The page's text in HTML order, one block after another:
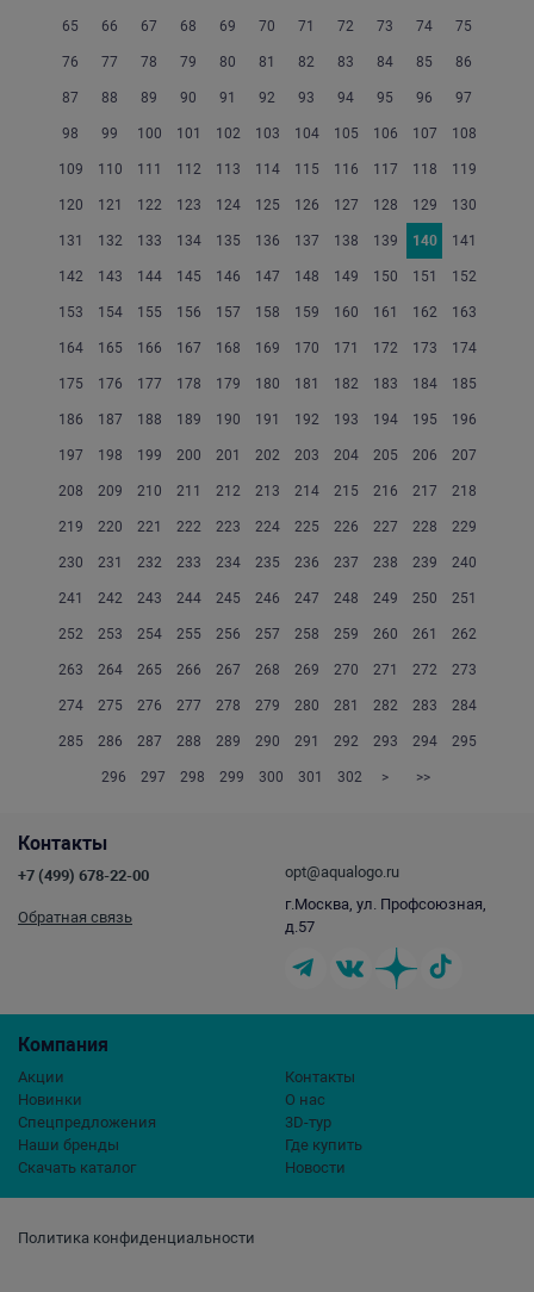
65 66 67 68 69 70 71 72 73 74 75
76 77 78 79 80 81 82 83 84 85 86
87 88 89 90 91 92 93 94 95 96 97
98 99 100 101 102 103 104 105 106 107 108
109 110 111 112 113 114 115 116 117 118 119
120 121 122 123 124 125 126 127 128 129 130
131 132 133 134 135 136 137 138 139 140 141
142 143 144 145 146 147 148 149 150 151 152
153 154 155 156 157 158 159 160 161 162 163
164 165 166 167 168 169 170 171 172 173 174
175 176 177 178 179 180 181 182 183 184 185
186 187 188 189 190 191 192 193 194 195 196
197 198 199 200 201 202 203 204 205 206 207
208 209 210 211 212 213 214 215 216 217 218
219 220 221 222 223 224 225 226 227 228 229
230 231 232 233 234 235 236 237 238 239 240
241 242 243 244 245 246 247 248 249 250 251
252 253 254 255 256 257 258 259 260 261 262
263 264 265 266 267 268 269 270 271 272 273
274 275 276 277 278 279 280 281 282 283 284
285 286 287 288 289 290 291 292 293 294 295
296 297 298 299 300 301 302 > >>
Политика конфиденциальности
Компания
Акции
Новинки
Спецпредложения
Наши бренды
Скачать каталог
Контакты
О нас
3D-тур
Где купить
Новости
Контакты
+7 (499) 678-22-00
Обратная связь
opt@aqualogo.ru
г.Москва, ул. Профсоюзная,
д.57